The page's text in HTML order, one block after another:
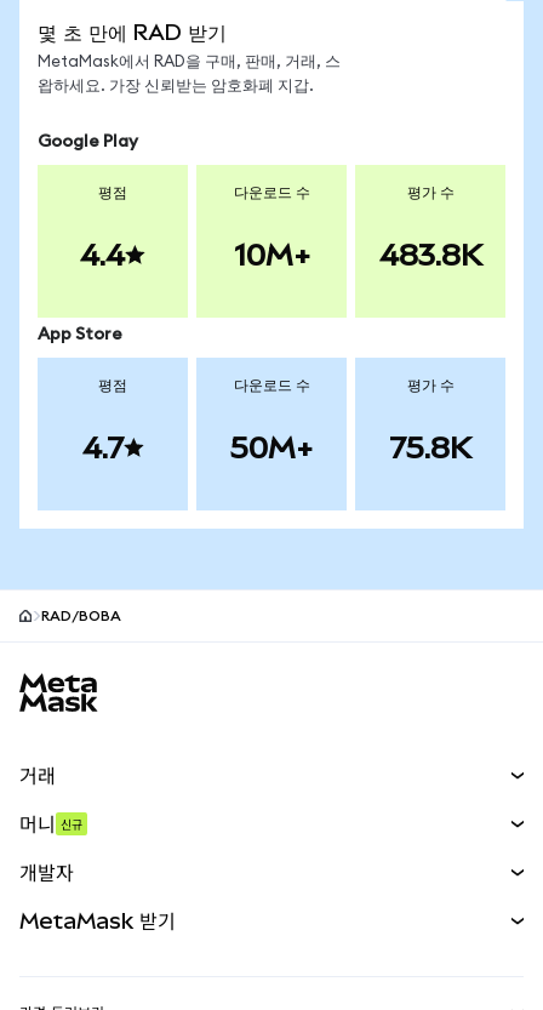
몇 초 만에 RAD 받기
MetaMask에서 RAD을 구매, 판매, 거래, 스
왑하세요. 가장 신뢰받는 암호화폐 지갑.
Google Play
평점
4.4
다운로드 수
10M+
평가 수
483.8K
App Store
평점
4.7
다운로드 수
50M+
평가 수
75.8K
RAD/BOBA
거래
무기한 선물
실물자산
머니 신규
개발자
MetaMask 받기